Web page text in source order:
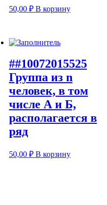
50,00 ₽ В корзину
##10072015525
Группа из n
человек, в том
числе А и Б,
располагается в
ряд
50,00 ₽ В корзину